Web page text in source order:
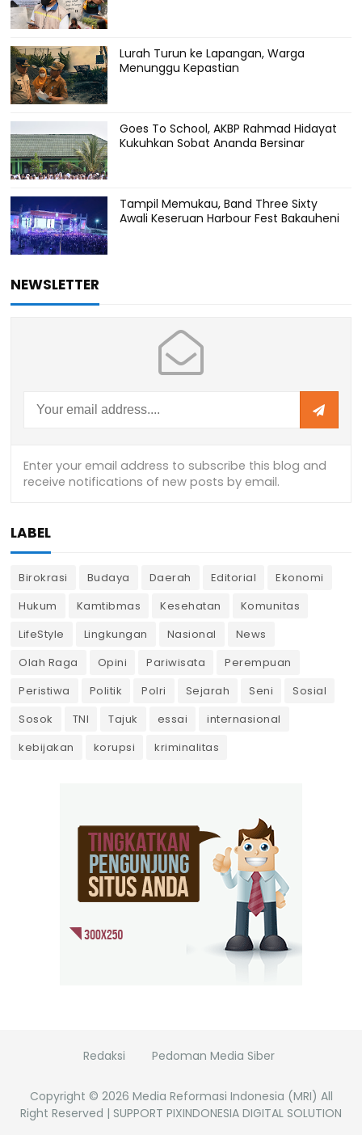
Lurah Turun ke Lapangan, Warga
Menunggu Kepastian
Goes To School, AKBP Rahmad Hidayat
Kukuhkan Sobat Ananda Bersinar
Tampil Memukau, Band Three Sixty
Awali Keseruan Harbour Fest Bakauheni
NEWSLETTER
LABEL
Birokrasi Budaya Daerah Editorial
Ekonomi
Hukum
Kamtibmas Kesehatan
Komunitas
LifeStyle
Lingkungan Nasional
News
Olah Raga
Opini Pariwisata
Perempuan
Peristiwa
Politik Polri Sejarah Seni
Sosial
Sosok
TNI Tajuk essai
internasional
kebijakan
korupsi kriminalitas
Redaksi Pedoman Media Siber
Copyright © 2026 Media Reformasi Indonesia (MRI) All
Right Reserved | SUPPORT PIXINDONESIA DIGITAL SOLUTION